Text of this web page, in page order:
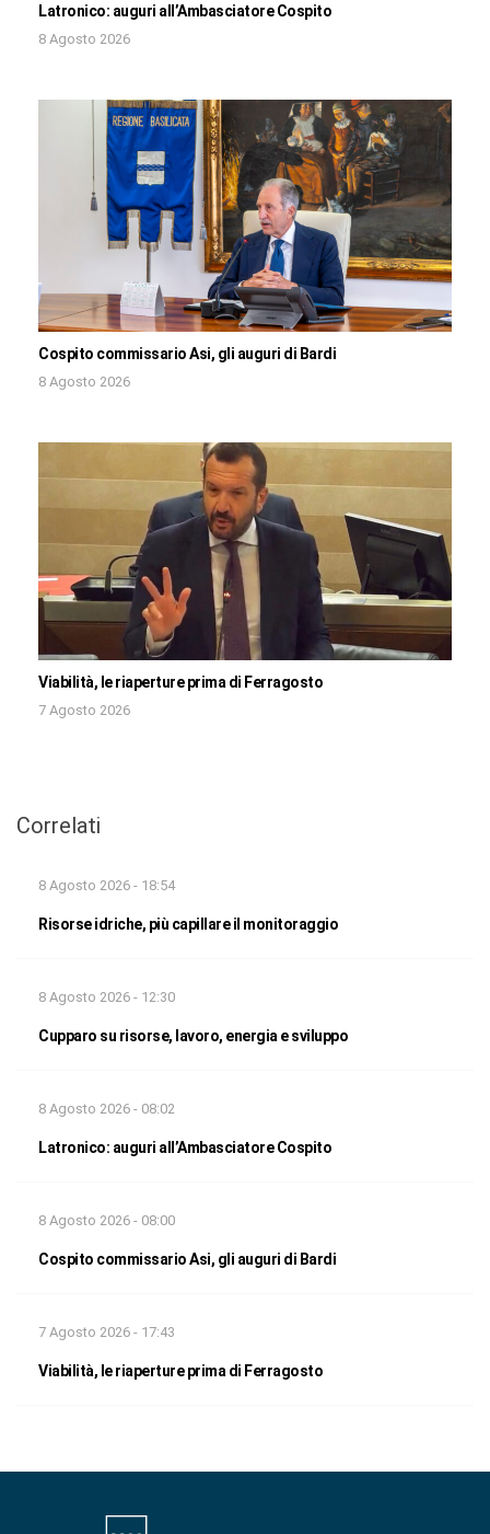
Latronico: auguri all’Ambasciatore Cospito
8 Agosto 2026
Cospito commissario Asi, gli auguri di Bardi
8 Agosto 2026
Viabilità, le riaperture prima di Ferragosto
7 Agosto 2026
Correlati
8 Agosto 2026 - 18:54
Risorse idriche, più capillare il monitoraggio
8 Agosto 2026 - 12:30
Cupparo su risorse, lavoro, energia e sviluppo
8 Agosto 2026 - 08:02
Latronico: auguri all’Ambasciatore Cospito
8 Agosto 2026 - 08:00
Cospito commissario Asi, gli auguri di Bardi
7 Agosto 2026 - 17:43
Viabilità, le riaperture prima di Ferragosto